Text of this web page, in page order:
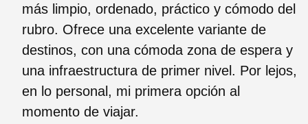
más limpio, ordenado, práctico y cómodo del
rubro. Ofrece una excelente variante de
destinos, con una cómoda zona de espera y
una infraestructura de primer nivel. Por lejos,
en lo personal, mi primera opción al
momento de viajar.